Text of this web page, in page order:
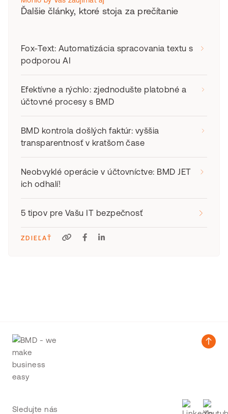
Ďalšie články, ktoré stoja za prečítanie
Fox-Text: Automatizácia spracovania textu s
podporou AI
Efektívne a rýchlo: zjednodušte platobné a
účtovné procesy s BMD
BMD kontrola došlých faktúr: vyššia
transparentnosť v kratšom čase
Neobvyklé operácie v účtovníctve: BMD JET
ich odhalí!
5 tipov pre Vašu IT bezpečnosť
ZDIEĽAŤ
Sledujte nás